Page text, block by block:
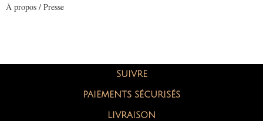
À propos / Presse
SUIVRE
PAIEMENTS SÉCURISÉS
LIVRAISON